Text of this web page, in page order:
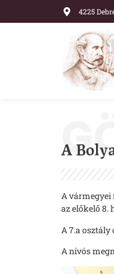
4225
A
A vármegyei
az előkelő 8.
A 7.a
A nívós